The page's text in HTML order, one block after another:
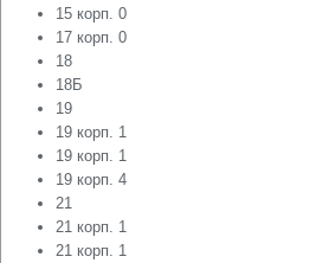
15 корп. 0
17 корп. 0
18
18Б
19
19 корп. 1
19 корп. 1
19 корп. 4
21
21 корп. 1
21 корп. 1